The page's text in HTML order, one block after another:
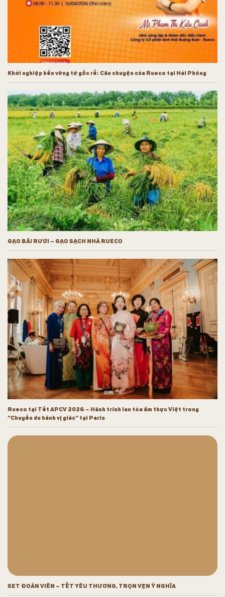
Khởi nghiệp bền vững từ gốc rễ: Câu chuyện của Rueco tại Hải Phòng
GẠO BÃI RƯƠI – GẠO SẠCH NHÀ RUECO
Rueco tại Tết APCV 2026 – Hành trình lan tỏa ẩm thực Việt trong
“Chuyến du hành vị giác” tại Paris
SET ĐOÀN VIÊN – TẾT YÊU THƯƠNG, TRỌN VẸN Ý NGHĨA